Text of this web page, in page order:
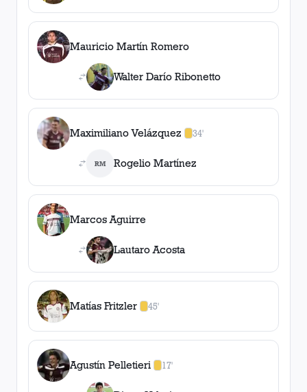
Mauricio Martín Romero
Walter Darío Ribonetto
Maximiliano Velázquez 34'
1amarilla
RM Rogelio Martínez
Marcos Aguirre
Lautaro Acosta
Matías Fritzler 45'
1amarilla
Agustín Pelletieri 17'
1amarilla